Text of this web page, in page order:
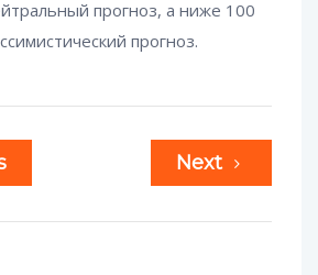
прогноз, а ниже 100
прогноз.
Next